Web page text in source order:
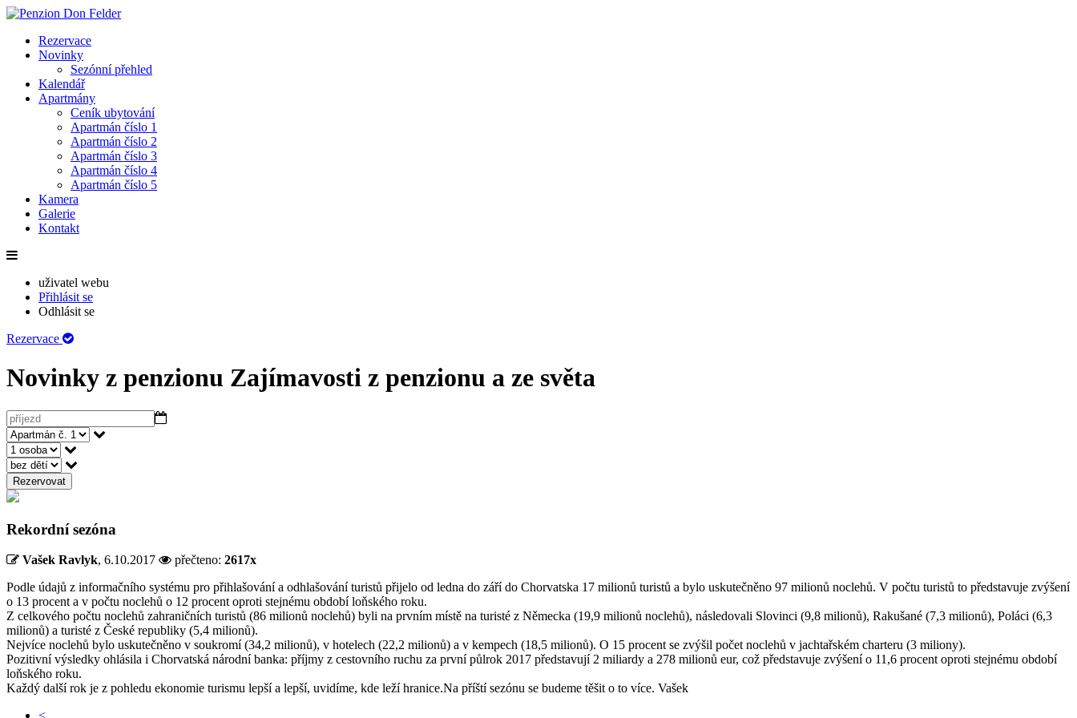
Rezervace
Novinky
Sezónní přehled
Kalendář
Apartmány
Ceník ubytování
Apartmán číslo 1
Apartmán číslo 2
Apartmán číslo 3
Apartmán číslo 4
Apartmán číslo 5
Kamera
Galerie
Kontakt
uživatel webu
Přihlásit se
Odhlásit se
Rezervace
Novinky z penzionu Zajímavosti z penzionu a ze světa
Rezervovat
Rekordní sezóna
Vašek Ravlyk, 6.10.2017 přečteno: 2617x
Podle údajů z informačního systému pro přihlašování a odhlašování turistů přijelo od ledna do září do Chorvatska 17 milionů turistů a bylo uskutečněno 97 milionů noclehů. V počtu turistů to představuje zvýšení
o 13 procent a v počtu noclehů o 12 procent oproti stejnému období loňského roku.
Z celkového počtu noclehů zahraničních turistů (86 milionů noclehů) byli na prvním místě na turisté z Německa (19,9 milionů noclehů), následovali Slovinci (9,8 milionů), Rakušané (7,3 milionů), Poláci (6,3
milionů) a turisté z České republiky (5,4 milionů).
Nejvíce noclehů bylo uskutečněno v soukromí (34,2 milionů), v hotelech (22,2 milionů) a v kempech (18,5 milionů). O 15 procent se zvýšil počet noclehů v jachtařském charteru (3 miliony).
Pozitivní výsledky ohlásila i Chorvatská národní banka: příjmy z cestovního ruchu za první půlrok 2017 představují 2 miliardy a 278 milionů eur, což představuje zvýšení o 11,6 procent oproti stejnému období
loňského roku.
Každý další rok je z pohledu ekonomie turismu lepší a lepší, uvidíme, kde leží hranice.Na příští sezónu se budeme těšit o to více. Vašek